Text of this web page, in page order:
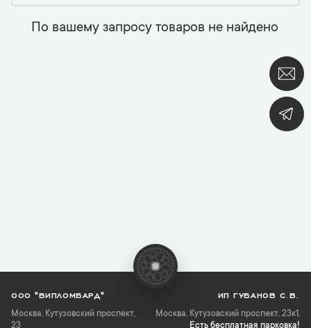
По вашему запросу товаров не найдено
ООО "ВИПЛОМБАРД"
Москва, Кутузовский проспект,
23
ИП ГУБАНОВ С.В.
Москва, Кутузовский проспект, 23к1,
Есть бесплатная парковка!